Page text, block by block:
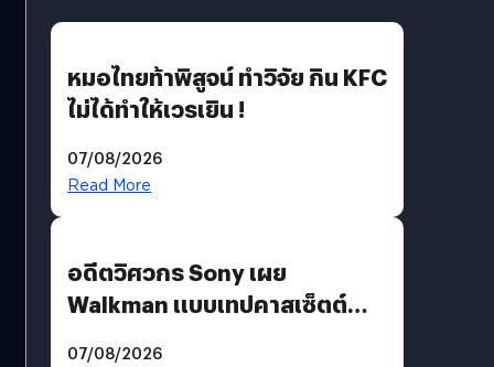
หมอไทยท้าพิสูจน์ ทำวิจัย กิน KFC
ไม่ได้ทำให้เวรเยิน !
07/08/2026
Read More
อดีตวิศวกร Sony เผย
Walkman แบบเทปคาสเซ็ตต์
07/08/2026